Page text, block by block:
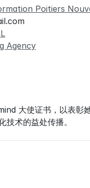
Poitiers
Agency
大使证书，以表彰
技术的益处传播。